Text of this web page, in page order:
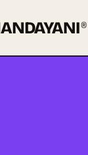
®